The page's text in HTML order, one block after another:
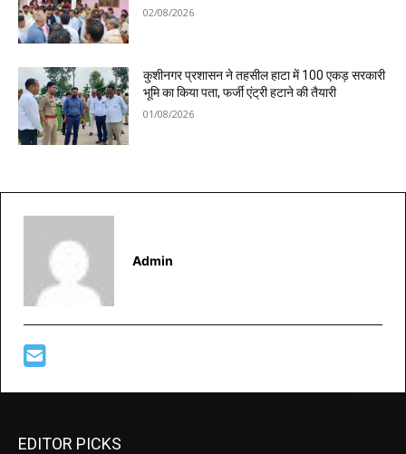
02/08/2026
कुशीनगर प्रशासन ने तहसील हाटा में 100 एकड़ सरकारी
भूमि का किया पता, फर्जी एंट्री हटाने की तैयारी
01/08/2026
Admin
EDITOR PICKS